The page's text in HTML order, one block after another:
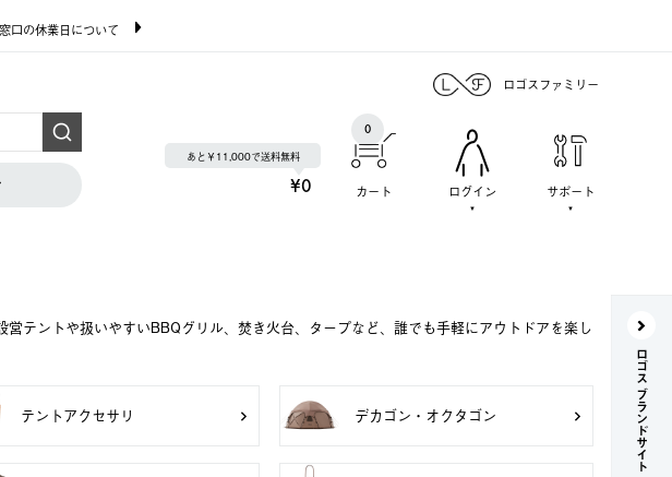
口の休業日について
ロゴスファミリー
あと￥11,000で送料無料
¥0 カート
0
ログイン サポート
テントや扱いやすいBBQグリル、焚き火台、タープなど、誰でも手軽にアウトドアを楽し
テントアクセサリ デカゴン・オクタゴン ロゴス ブランドサイト